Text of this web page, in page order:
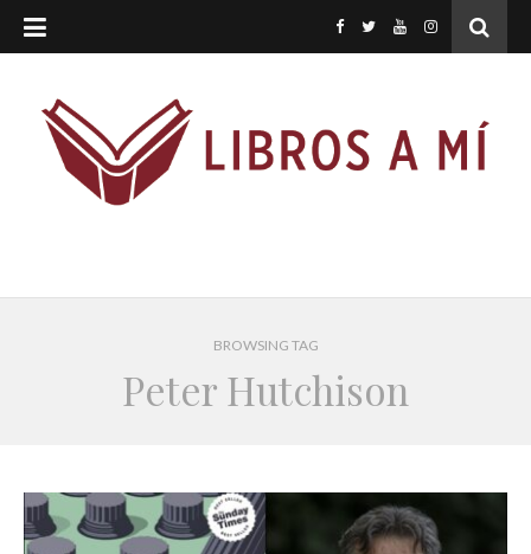
BROWSING TAG
Peter Hutchison